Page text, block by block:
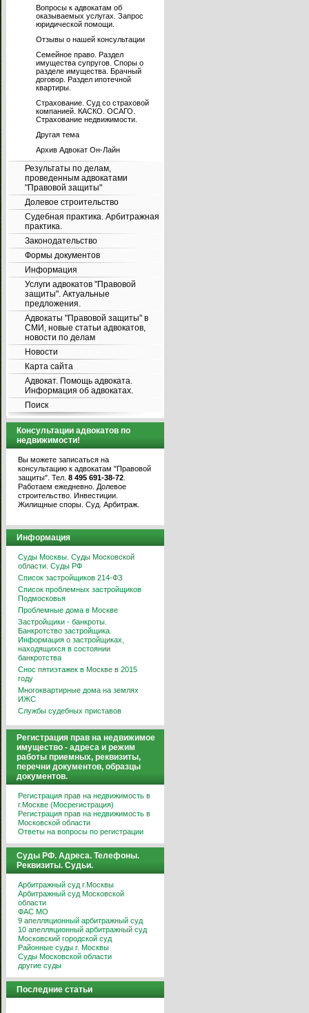
Вопросы к адвокатам об
оказываемых услугах. Запрос
юридической помощи.
Отзывы о нашей консультации
Семейное право. Раздел
имущества супругов. Споры о
разделе имущества. Брачный
договор. Раздел ипотечной
квартиры.
Страхование. Суд со страховой
компанией. КАСКО. ОСАГО.
Страхование недвижимости.
Другая тема
Архив Адвокат Он-Лайн
Результаты по делам,
проведенным адвокатами
"Правовой защиты"
Долевое строительство
Судебная практика. Арбитражная
практика.
Законодательство
Формы документов
Информация
Услуги адвокатов "Правовой
защиты". Актуальные
предложения.
Адвокаты "Правовой защиты" в
СМИ, новые статьи адвокатов,
новости по делам
Новости
Карта сайта
Адвокат. Помощь адвоката.
Информация об адвокатах.
Поиск
Консультации адвокатов по
недвижимости!
Вы можете записаться на
консультацию к адвокатам "Правовой
защиты". Тел. 8 495 691-38-72
Работаем ежедневно. Долевое
строительство. Инвестиции.
Жилищные споры. Суд. Арбитраж.
Информация
Суды Москвы. Суды Московской
области. Суды РФ
Список застройщиков 214-ФЗ
Список проблемных застройщиков
Подмосковья
Проблемные дома в Москве
Застройщики - банкроты.
Банкротство застройщика.
Информация о застройщиках,
находящихся в состоянии
банкротства
Снос пятиэтажек в Москве в 2015
году
Многоквартирные дома на землях
ИЖС
Службы судебных приставов
Регистрация прав на недвижимое
имущество - адреса и режим
работы приемных, реквизиты,
перечни документов, образцы
документов.
Регистрация прав на недвижимость в
г.Москве (Мосрегистрация)
Регистрация прав на недвижимость в
Московской области
Ответы на вопросы по регистрации
Суды РФ. Адреса. Телефоны.
Реквизиты. Судьи.
Арбитражный суд г.Москвы
Арбитражный суд Московской
области
ФАС МО
9 апелляционный арбитражный суд
10 апелляционный арбитражный суд
Московский городской суд
Районные суды г. Москвы
Суды Московской области
другие суды
Последние статьи